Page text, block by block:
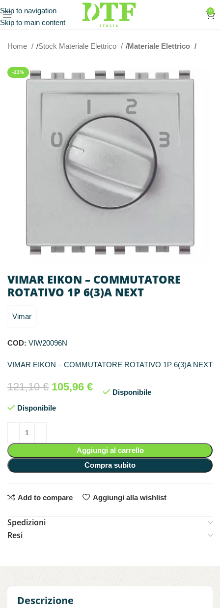
Skip to navigation
Skip to main content
0
Home Stock Materiale Elettrico Materiale Elettrico
-13%
VIMAR EIKON – COMMUTATORE
ROTATIVO 1P 6(3)A NEXT
Vimar
COD: VIW20096N
VIMAR EIKON – COMMUTATORE ROTATIVO 1P 6(3)A NEXT
121,10€ 105,96 €
Disponibile
Disponibile
Aggiungi al carrello
Compra subito
Add to compare Aggiungi alla wishlist
Spedizioni
Resi
Descrizione